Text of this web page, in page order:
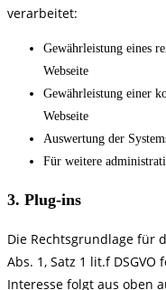
verarbeitet:
Gewährleistung eines
Webseite
Gewährleistung einer
Webseite
Auswertung der
Für weitere
3. Plug-ins
Die Rechtsgrundlage für
Abs. 1, Satz 1 lit.f
Interesse folgt aus oben